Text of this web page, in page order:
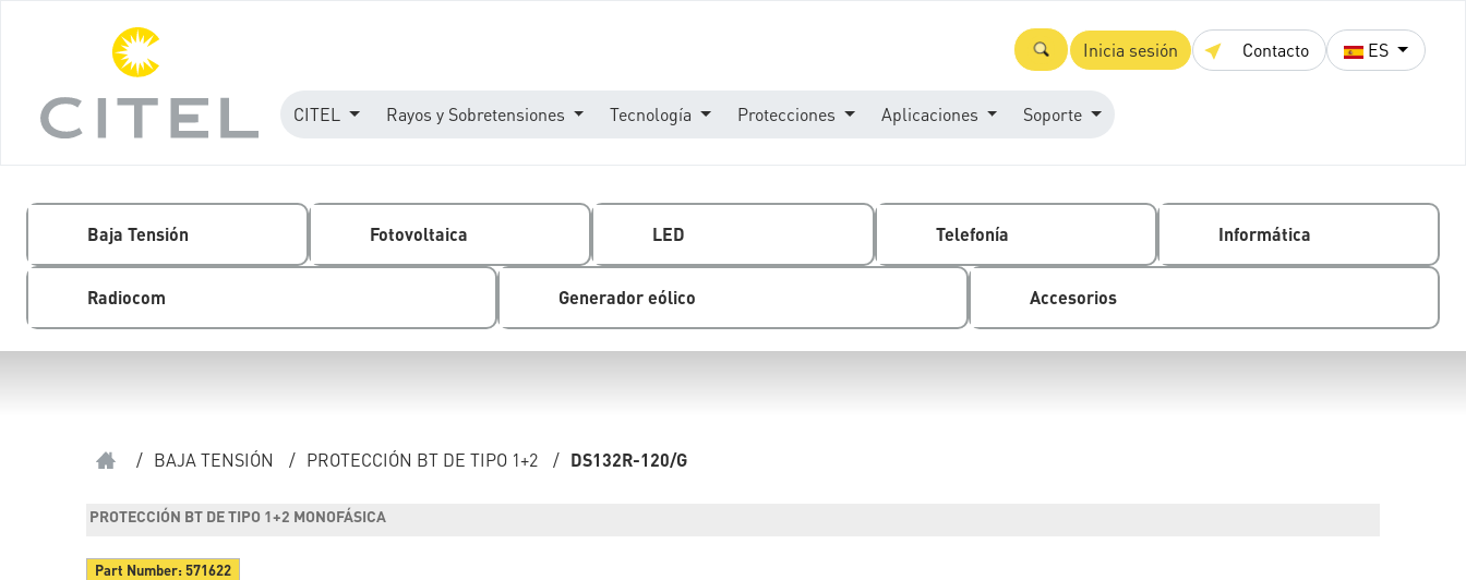
Inicia sesión Contacto ES
CITEL Rayos y Sobretensiones Tecnología Protecciones Aplicaciones Soporte
Baja Tensión Fotovoltaica LED Telefonía Informática
Radiocom Generador eólico Accesorios
/ BAJA TENSIÓN / PROTECCIÓN BT DE TIPO 1+2 / DS132R-120/G
PROTECCIÓN BT DE TIPO 1+2 MONOFÁSICA
Part Number:571622